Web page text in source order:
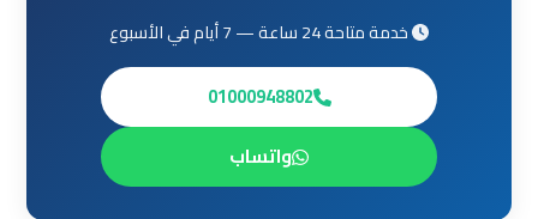
خدمة متاحة 24 ساعة — 7 أيام في الأسبوع
01000948802
واتساب